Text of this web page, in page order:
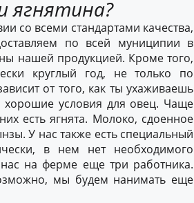
ягнятина?
со всеми стандартами качества,
по всей муниципии в
нашей продукцией. Кроме того,
круглый год, не только по
от того, как ты ухаживаешь
условия для овец. Чаще
есть ягнята. Молоко, сдоенное
У нас также есть специальный
в нем нет необходимого
на ферме еще три работника.
мы будем нанимать еще